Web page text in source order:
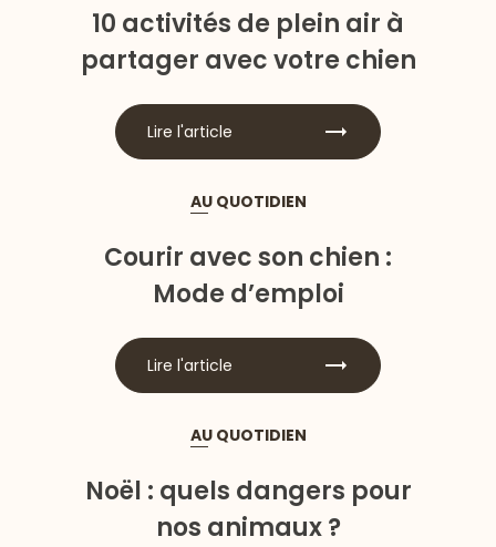
10 activités de plein air à
partager avec votre chien
Lire l'article
AU QUOTIDIEN
Courir avec son chien :
Mode d’emploi
Lire l'article
AU QUOTIDIEN
Noël : quels dangers pour
nos animaux ?